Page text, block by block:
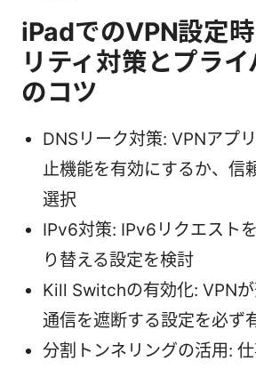
iPadでのVPN設定
リティ対策とプラ
のコツ
DNSリーク対策: VPNアプ
止機能を有効にするか、信
選択
IPv6対策: IPv6リクエスト
り替える設定を検討
Kill Switchの有効化: VPN
通信を遮断する設定を必ず
分割トンネリングの活用: